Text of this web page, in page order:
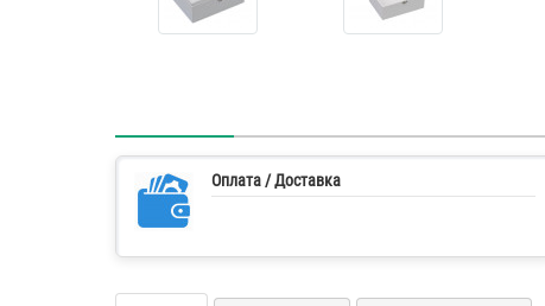
Оплата / Доставка